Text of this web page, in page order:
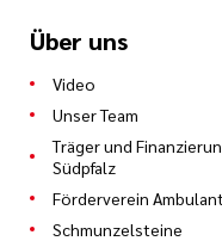
Über uns
Video
Unser Team
Träger und
Südpfalz
Förderverein
Schmunzelsteine